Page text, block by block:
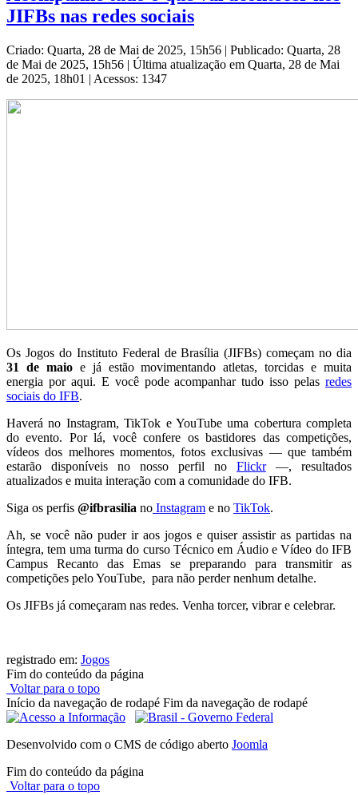
JIFBs nas redes sociais
Criado: Quarta, 28 de Mai de 2025, 15h56 | Publicado: Quarta, 28
de Mai de 2025, 15h56 | Última atualização em Quarta, 28 de Mai
de 2025, 18h01 | Acessos: 1347
Os Jogos do Instituto Federal de Brasília (JIFBs) começam no dia
31 de maioe já estão movimentando atletas, torcidas e muita
energia por aqui. E você pode acompanhar tudo isso pelas redes
sociais do IFB.
Haverá no Instagram, TikTok e YouTube uma cobertura completa
do evento. Por lá, você confere os bastidores das competições,
vídeos dos melhores momentos, fotos exclusivas — que também
estarão disponíveis no nosso perfil no Flickr—, resultados
atualizados e muita interação com a comunidade do IFB.
Siga os perfis @ifbrasilia no Instagram e no TikTok.
Ah, se você não puder ir aos jogos e quiser assistir as partidas na
íntegra, tem uma turma do curso Técnico em Áudio e Vídeo do IFB
Campus Recanto das Emas se preparando para transmitir as
competições pelo YouTube, para não perder nenhum detalhe.
Os JIFBs já começaram nas redes. Venha torcer, vibrar e celebrar.
registrado em: Jogos
Fim do conteúdo da página
Voltar para o topo
Início da navegação de rodapé Fim da navegação de rodapé
Desenvolvido com o CMS de código aberto Joomla
Fim do conteúdo da página
Voltar para o topo